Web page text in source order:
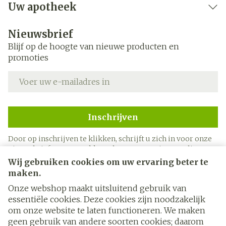
Wij gebruiken cookies om uw ervaring beter te
maken.
Onze webshop maakt uitsluitend gebruik van
essentiële cookies. Deze cookies zijn noodzakelijk
om onze website te laten functioneren. We maken
geen gebruik van andere soorten cookies; daarom
Uw apotheek
Nieuwsbrief
Blijf op de hoogte van nieuwe producten en
promoties
Inschrijven
Door op inschrijven te klikken, schrijft u zich in voor onze
nieuwsbrief en gaat u akkoord met onzeprivacy policy.